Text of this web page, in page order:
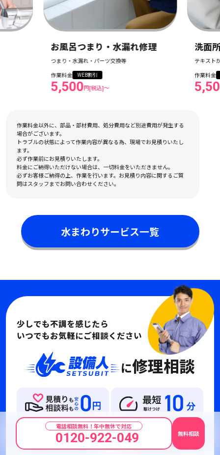
お風呂つまり・水漏れ修理
つまり・水漏れ・パーツ交換等
作業料金
WEB割引
5,500円[税込]〜
洗面
テキスト
作業料金
作業料金以外に、部品・部材費用、処分費用など別途費用が発生する
場合がございます。
トラブルの状態によって作業内容が異なる為、現場でお見積りいたし
ます。
必ず作業前にお見積りいたします。
料金にご納得いただけない場合は、一切料金をいただきません。
必ずお客様ご納得の上、作業を行います。お見積り内容に関するご質
問はスタッフまでお問い合わせください。
水まわりサービス一覧
少しでも不調を感じたら
いつでもお気軽にご相談ください
に修理相談
電話相談無料！年中無休で対応
0120-922-049 無料相談